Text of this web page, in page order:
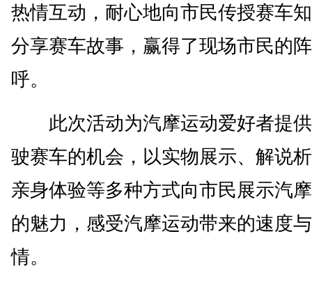
热情互动，耐心地向市民传授赛车
分享赛车故事，赢得了现场市民的
呼。
此次活动为汽摩运动爱好者提
驶赛车的机会，以实物展示、解说
亲身体验等多种方式向市民展示汽
的魅力，感受汽摩运动带来的速度
情。